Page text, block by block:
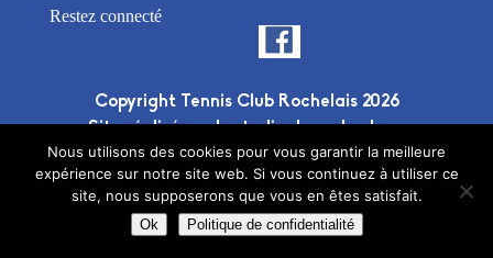
Restez connecté
Copyright Tennis Club Rochelais 2026
Site réalisé par lestudio deuxplusdeux
Nous utilisons des cookies pour vous garantir la meilleure
expérience sur notre site web. Si vous continuez à utiliser ce
site, nous supposerons que vous en êtes satisfait.
Ok Politique de confidentialité